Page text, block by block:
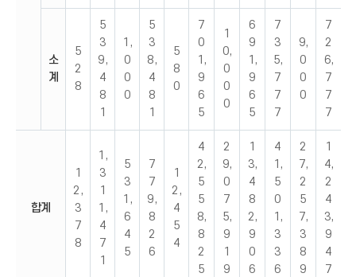
소
계
5
2
8
5
3
9,
4
8
1
1,
0
0
0
5
3
8,
4
8
1
5
8
0
7
0
1,
9
6
5
1
0,
0
0
0
6
9
1,
9
6
5
7
3
5,
7
7
7
9,
0
0
0
7
2
6,
7
7
7
합계
1
2,
3
7
8
1,
3
1
1,
4
7
1
5
3
1,
6
4
5
7
7
9,
8
2
6
1
2,
4
5
4
4
2,
5
5
8,
8
2
5
2
9,
0
7
5,
9
1
9
1
3,
4
8
2,
9
0
6
4
1,
5
0
1,
3
3
6
2
7,
2
5
7,
3
8
9
1
4,
2
4
3,
9
4
7